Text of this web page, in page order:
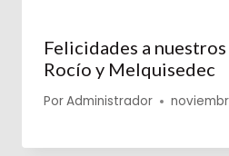
Felicidades a
Rocío y Melquisedec
PorAdministrador